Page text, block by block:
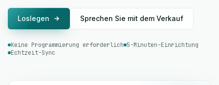
Loslegen Sprechen Sie mit dem Verkauf
Keine Programmierung erforderlich 5-Minuten-Einrichtung
Echtzeit-Sync